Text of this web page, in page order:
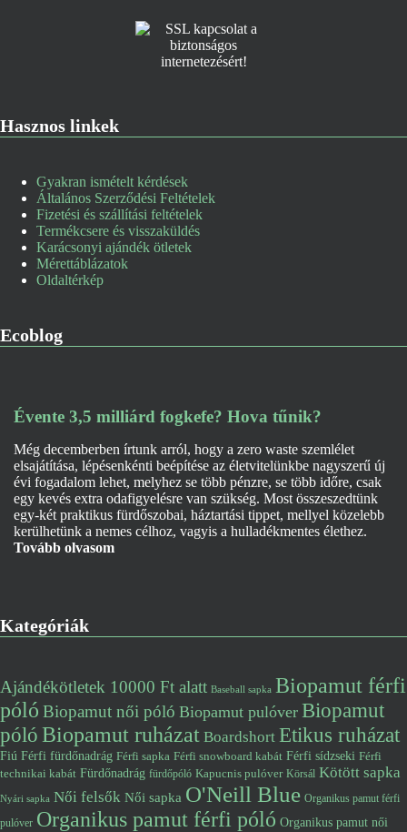
Hasznos linkek
Gyakran ismételt kérdések
Általános Szerződési Feltételek
Fizetési és szállítási feltételek
Termékcsere és visszaküldés
Karácsonyi ajándék ötletek
Mérettáblázatok
Oldaltérkép
Ecoblog
Évente 3,5 milliárd fogkefe? Hova tűnik?
Még decemberben írtunk arról, hogy a zero waste szemlélet
elsajátítása, lépésenkénti beépítése az életvitelünkbe nagyszerű új
évi fogadalom lehet, melyhez se több pénzre, se több időre, csak
egy kevés extra odafigyelésre van szükség. Most összeszedtünk
egy-két praktikus fürdőszobai, háztartási tippet, mellyel közelebb
kerülhetünk a nemes célhoz, vagyis a hulladékmentes élethez.
Tovább olvasom
Kategóriák
Ajándékötletek 10000 Ft alatt Baseball sapka Biopamut férfi
póló Biopamut női póló Biopamut pulóver Biopamut
pólóBiopamut ruházat Boardshort Etikus ruházat
Fiú Férfi fürdőnadrág Férfi sapka Férfi snowboard kabát Férfi sídzseki Férfi
technikai kabát Fürdőnadrág fürdőpóló Kapucnis pulóver Körsál Kötött sapka
Nyári sapka Női felsők Női sapka O'Neill Blue Organikus pamut férfi
pulóver Organikus pamut férfi póló Organikus pamut női